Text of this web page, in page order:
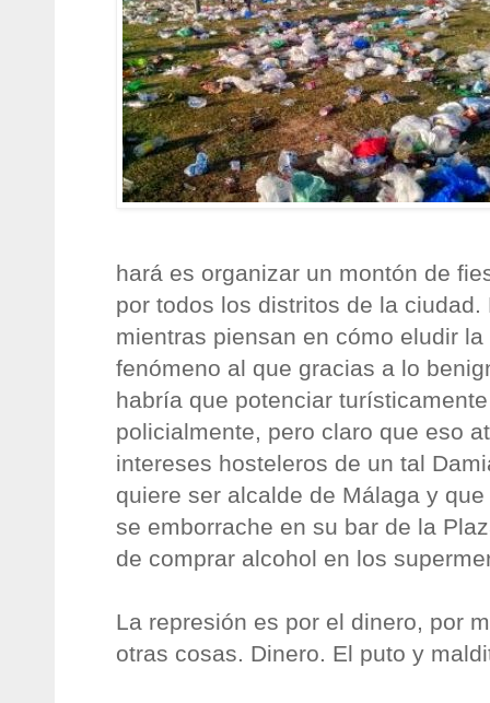
hará es organizar un montón de
por todos los distritos de la
mientras piensan en cómo eludir
fenómeno al que gracias a lo
habría que potenciar
policialmente, pero claro que eso
intereses hosteleros de un tal
quiere ser alcalde de Málaga y
se emborrache en su bar de la
de comprar alcohol en los
La represión es por el dinero, por
otras cosas. Dinero. El puto y